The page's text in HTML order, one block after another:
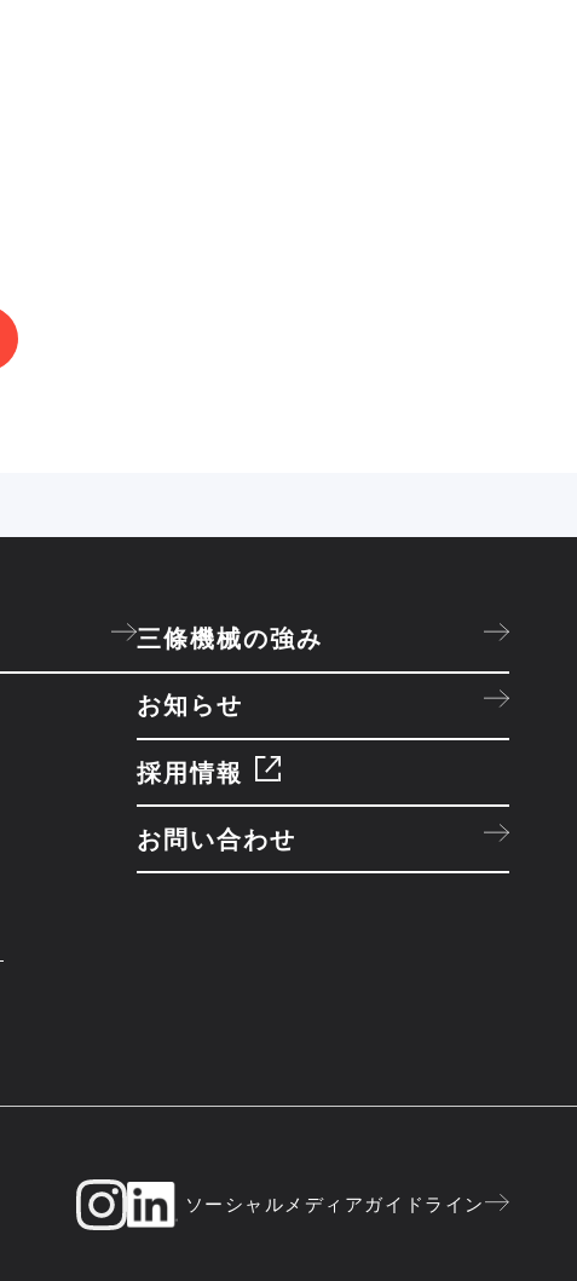
三條機械の強み
お知らせ
採用情報
お問い合わせ
ソーシャルメディアガイドライン